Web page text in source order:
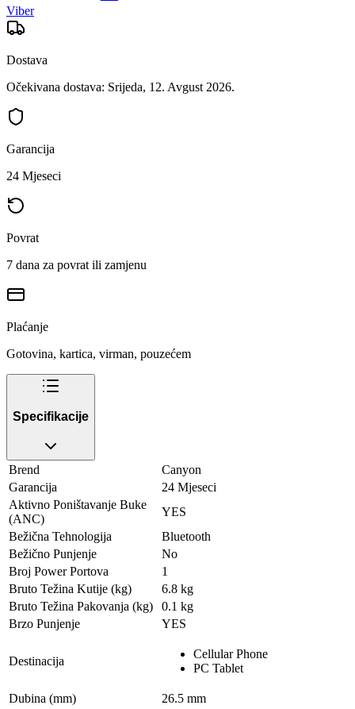
Viber
Dostava
Očekivana dostava: Srijeda, 12. Avgust 2026.
Garancija
24 Mjeseci
Povrat
7 dana za povrat ili zamjenu
Plaćanje
Gotovina, kartica, virman, pouzećem
Specifikacije
Brend
Canyon
Garancija
24 Mjeseci
Aktivno Poništavanje Buke
(ANC)
YES
Bežična Tehnologija
Bluetooth
Bežično Punjenje
No
Broj Power Portova
1
Bruto Težina Kutije (kg)
6.8 kg
Bruto Težina Pakovanja (kg)
0.1 kg
Brzo Punjenje
YES
Destinacija
Cellular Phone
PC Tablet
Dubina (mm)
26.5 mm